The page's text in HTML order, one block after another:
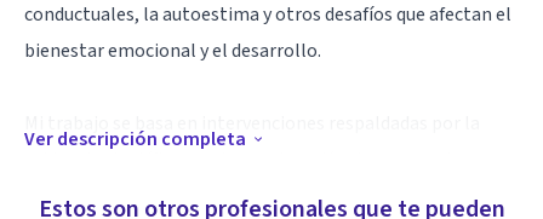
conductuales, la autoestima y otros desafíos que afectan el
bienestar emocional y el desarrollo.
seguro, respetuoso y libre de juicios. Considero que cada
Ver descripción completa
Estos son otros profesionales que te pueden